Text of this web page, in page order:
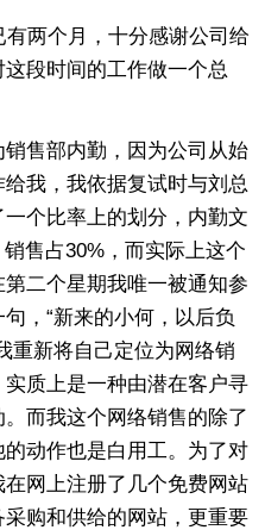
两个月，十分感谢公司给
段时间的工作做一个总
售部内勤，因为公司从始
我，我依据复试时与刘总
个比率上的划分，内勤文
售占30%，而实际上这个
二个星期我唯一被通知参
，“新来的小何，以后负
重新将自己定位为网络销
质上是一种由潜在客户寻
而我这个网络销售的除了
动作也是白用工。为了对
网上注册了几个免费网站
购和供给的网站，更重要